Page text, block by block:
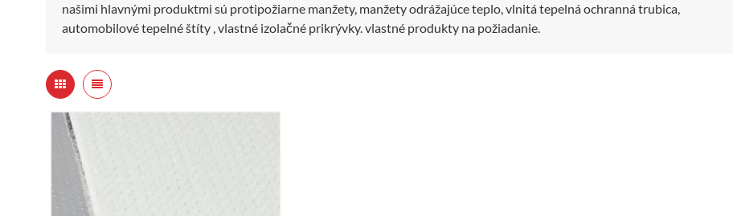
našimi hlavnými produktmi sú protipožiarne manžety, manžety odrážajúce teplo, vlnitá tepelná ochranná trubica,
automobilové tepelné štíty , vlastné izolačné prikrývky. vlastné produkty na požiadanie.